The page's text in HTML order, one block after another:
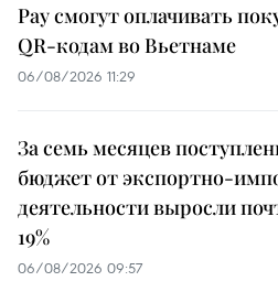
Pay смогут оплачивать
QR-кодам во Вьетнаме
06/08/2026 11:29
За семь месяцев
бюджет от экспортно-
деятельности выросли
19%
06/08/2026 09:57